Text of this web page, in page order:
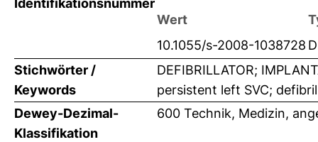
Identifikationsnummer
Wert
10.1055/s-2008-1038728
Stichwörter /
Keywords
DEFIBRILLATOR;
persistent left SVC;
Dewey-Dezimal-
Klassifikation
600 Technik, Medizin,